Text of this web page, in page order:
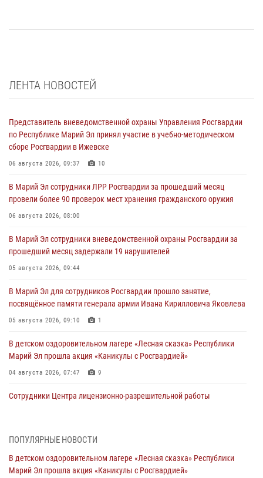
ЛЕНТА НОВОСТЕЙ
Представитель вневедомственной охраны Управления Росгвардии
по Республике Марий Эл принял участие в учебно-методическом
сборе Росгвардии в Ижевске
06 августа 2026, 09:37 10
В Марий Эл сотрудники ЛРР Росгвардии за прошедший месяц
провели более 90 проверок мест хранения гражданского оружия
06 августа 2026, 08:00
В Марий Эл сотрудники вневедомственной охраны Росгвардии за
прошедший месяц задержали 19 нарушителей
05 августа 2026, 09:44
В Марий Эл для сотрудников Росгвардии прошло занятие,
посвящённое памяти генерала армии Ивана Кирилловича Яковлева
05 августа 2026, 09:10 1
В детском оздоровительном лагере «Лесная сказка» Республики
Марий Эл прошла акция «Каникулы с Росгвардией»
04 августа 2026, 07:47 9
Сотрудники Центра лицензионно-разрешительной работы
04 августа 2026, 06:46
В Йошкар-Оле для сотрудников Росгвардии провели занятие по
антикоррупционной тематике
ПОПУЛЯРНЫЕ НОВОСТИ
В детском оздоровительном лагере «Лесная сказка» Республики
Марий Эл прошла акция «Каникулы с Росгвардией»